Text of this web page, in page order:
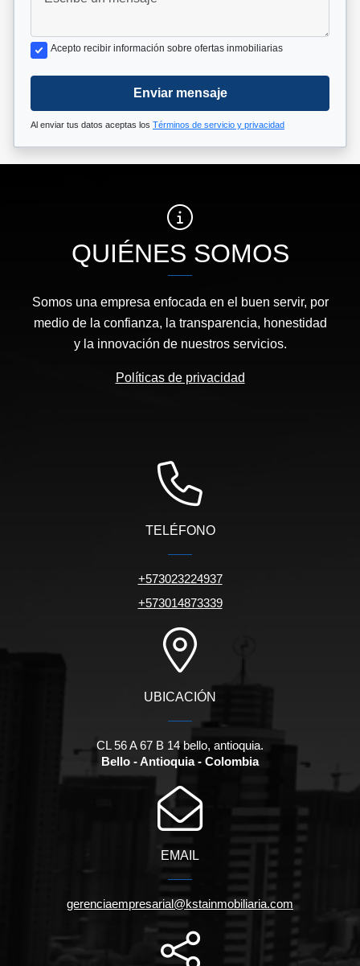
Acepto recibir información sobre ofertas inmobiliarias
Enviar mensaje
Al enviar tus datos aceptas los Términos de servicio y privacidad
QUIÉNES SOMOS
Somos una empresa enfocada en el buen servir, por
medio de la confianza, la transparencia, honestidad
y la innovación de nuestros servicios.
Políticas de privacidad
TELÉFONO
+573023224937
+573014873339
UBICACIÓN
CL 56 A 67 B 14 bello, antioquia.
Bello - Antioquia - Colombia
EMAIL
gerenciaempresarial@kstainmobiliaria.com